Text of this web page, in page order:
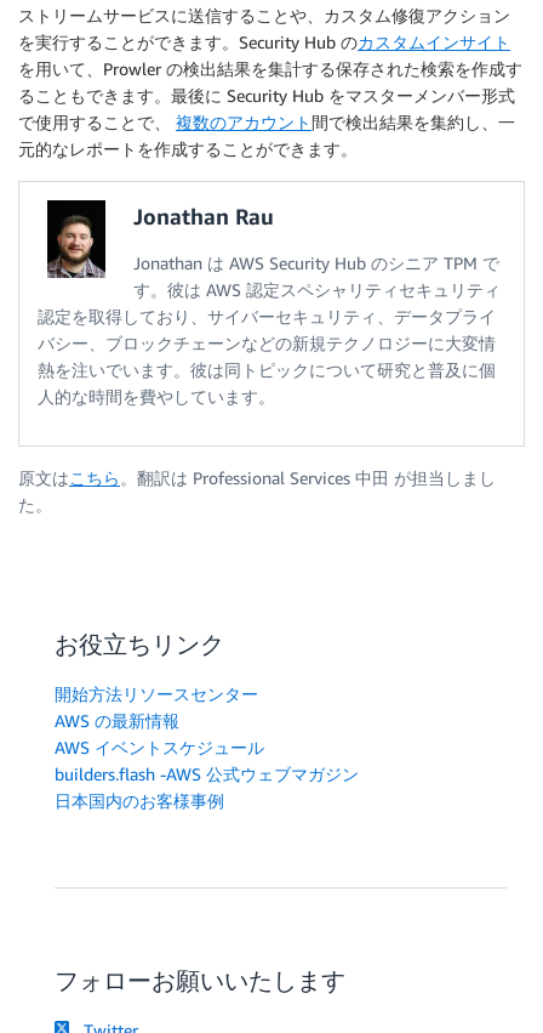
ストリームサービスに送信することや、カスタム修復アクション
を実行することができます。Security Hub のカスタムインサイト
を用いて、Prowler の検出結果を集計する保存された検索を作成す
ることもできます。最後に Security Hub をマスターメンバー形式
で使用することで、 複数のアカウント 間で検出結果を集約し、一
元的なレポートを作成することができます。
Jonathan Rau
Jonathan は AWS Security Hub のシニア TPM で
す。彼は AWS 認定スペシャリティセキュリティ
認定を取得しており、サイバーセキュリティ、データプライ
バシー、ブロックチェーンなどの新規テクノロジーに大変情
熱を注いでいます。彼は同トピックについて研究と普及に個
人的な時間を費やしています。
原文はこちら 。翻訳は Professional Services 中田 が担当しまし
た。
お役立ちリンク
開始方法リソースセンター
AWS の最新情報
AWS イベントスケジュール
builders.flash -AWS 公式ウェブマガジン
日本国内のお客様事例
フォローお願いいたします